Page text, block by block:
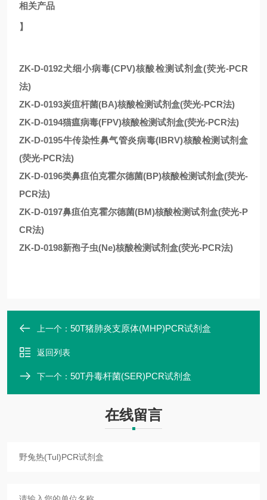
相关产品
】
ZK-D-0192犬细小病毒(CPV)核酸检测试剂盒(荧光-PCR
法)
ZK-D-0193炭疽杆菌(BA)核酸检测试剂盒(荧光-PCR法)
ZK-D-0194猫瘟病毒(FPV)核酸检测试剂盒(荧光-PCR法)
ZK-D-0195牛传染性鼻气管炎病毒(IBRV)核酸检测试剂盒
(荧光-PCR法)
ZK-D-0196类鼻疽伯克霍尔德菌(BP)核酸检测试剂盒(荧光-
PCR法)
ZK-D-0197鼻疽伯克霍尔德菌(BM)核酸检测试剂盒(荧光-P
CR法)
ZK-D-0198新孢子虫(Ne)核酸检测试剂盒(荧光-PCR法)
上一个： 50T猪肺炎支原体(MHP)PCR试剂盒
返回列表
下一个： 50T丹毒杆菌(SER)PCR试剂盒
在线留言